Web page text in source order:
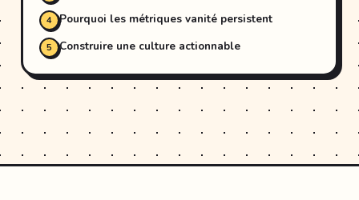
Pourquoi les métriques vanité persistent
Construire une culture actionnable